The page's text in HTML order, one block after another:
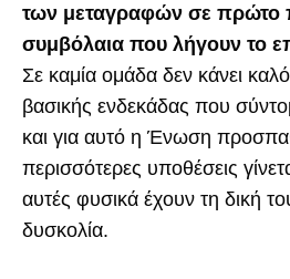
των μεταγραφών σε πρώτο
συμβόλαια που λήγουν το
Σε καμία ομάδα δεν κάνει
βασικής ενδεκάδας που
και για αυτό η Ένωση
περισσότερες υποθέσεις
αυτές φυσικά έχουν τη δική
δυσκολία.